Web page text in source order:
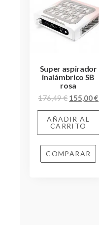
Super aspirador
inalámbrico SB
rosa
176,49€ 155,00€
AÑADIR AL
CARRITO
COMPARAR